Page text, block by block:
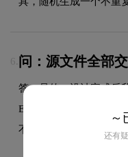
6. 问：源文件全部
答：是的，设计完成后
EPS、CDR等矢量格式
不同场景下使用。
～
还有